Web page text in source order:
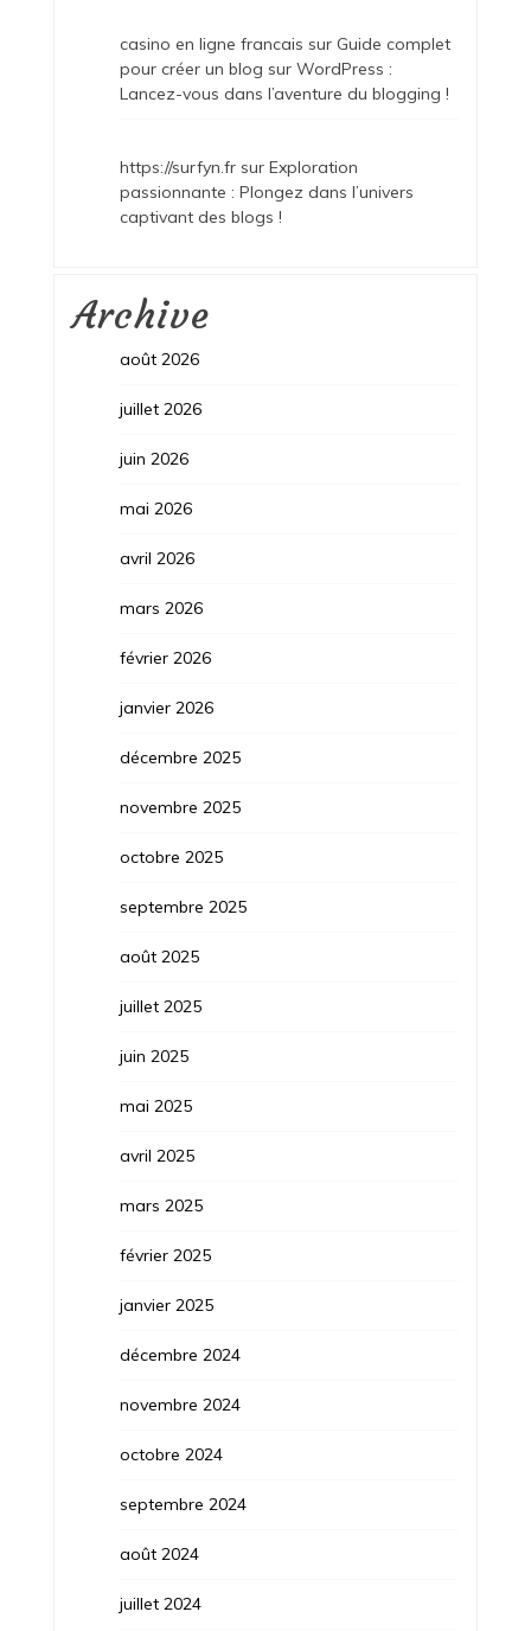
casino en ligne francais sur Guide complet
pour créer un blog sur WordPress :
Lancez-vous dans l’aventure du blogging !
https://surfyn.frsur Exploration
passionnante : Plongez dans l’univers
captivant des blogs !
Archive
août 2026
juillet 2026
juin 2026
mai 2026
avril 2026
mars 2026
février 2026
janvier 2026
décembre 2025
novembre 2025
octobre 2025
septembre 2025
août 2025
juillet 2025
juin 2025
mai 2025
avril 2025
mars 2025
février 2025
janvier 2025
décembre 2024
novembre 2024
octobre 2024
septembre 2024
août 2024
juillet 2024